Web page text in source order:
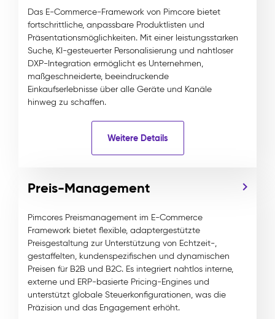
Das E-Commerce-Framework von Pimcore bietet
fortschrittliche, anpassbare Produktlisten und
Präsentationsmöglichkeiten. Mit einer leistungsstarken
Suche, KI-gesteuerter Personalisierung und nahtloser
DXP-Integration ermöglicht es Unternehmen,
maßgeschneiderte, beeindruckende
Einkaufserlebnisse über alle Geräte und Kanäle
hinweg zu schaffen.
Weitere Details
Preis-Management
Pimcores Preismanagement im E-Commerce
Framework bietet flexible, adaptergestützte
Preisgestaltung zur Unterstützung von Echtzeit-,
gestaffelten, kundenspezifischen und dynamischen
Preisen für B2B und B2C. Es integriert nahtlos interne,
externe und ERP-basierte Pricing-Engines und
unterstützt globale Steuerkonfigurationen, was die
Präzision und das Engagement erhöht.